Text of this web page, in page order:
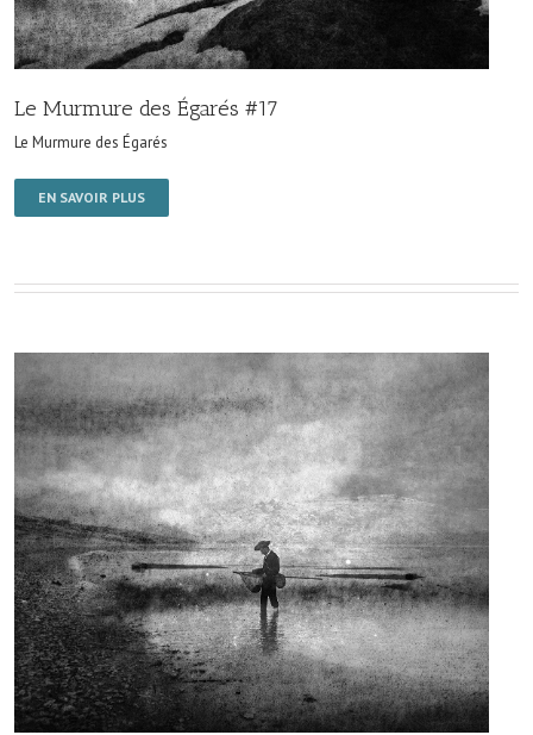
Le Murmure des Égarés #17
Le Murmure des Égarés
EN SAVOIR PLUS